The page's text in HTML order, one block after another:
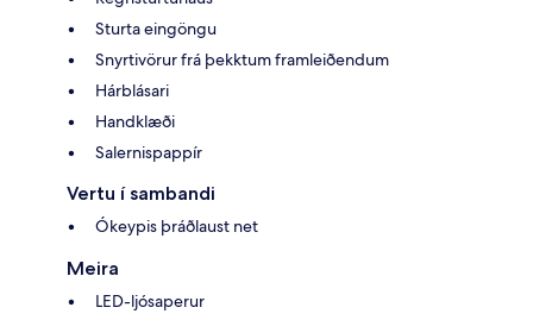
Sturta eingöngu
Snyrtivörur frá þekktum framleiðendum
Hárblásari
Handklæði
Salernispappír
Vertu í sambandi
Ókeypis þráðlaust net
Meira
LED-ljósaperur